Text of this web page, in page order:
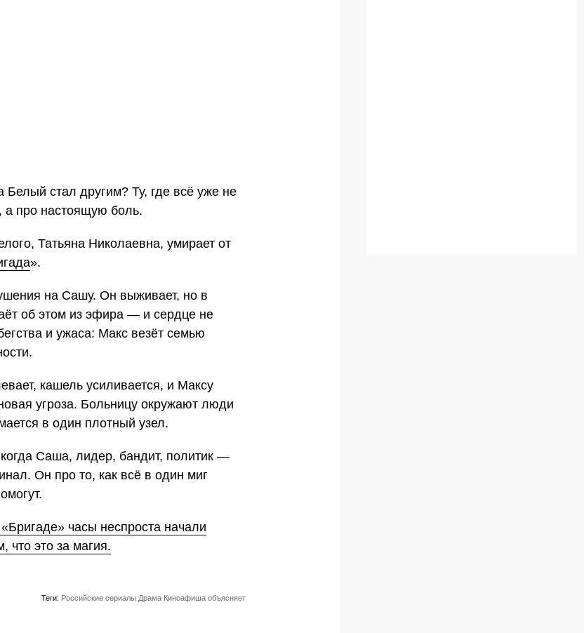
стал другим? Ту, где всё уже не
а про настоящую боль.
Татьяна Николаевна, умирает от
».
на Сашу. Он выживает, но в
об этом из эфира — и сердце не
и ужаса: Макс везёт семью
кашель усиливается, и Максу
угроза. Больницу окружают люди
в один плотный узел.
Саша, лидер, бандит, политик —
Он про то, как всё в один миг
часы неспроста начали
что это за магия.
Теги: Российские сериалы Драма Киноафиша объясняет